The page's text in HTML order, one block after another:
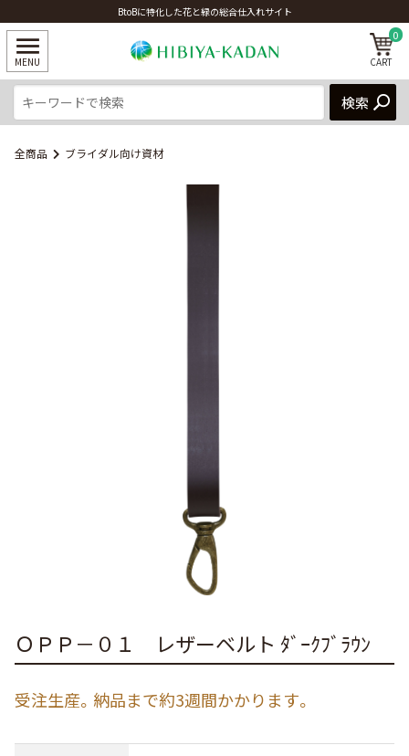
0
BtoBに特化した花と緑の総合仕入れサイト
全商品 ブライダル向け資材
ＯＰＰ－０１ レザーベルト ﾀﾞｰｸﾌﾞﾗｳﾝ
受注生産。納品まで約3週間かかります。